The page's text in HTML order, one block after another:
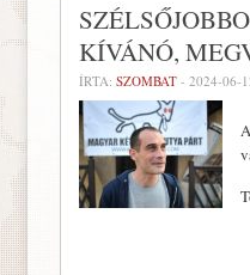
KÍVÁNÓ,
ÍRTA: SZOMBAT - 2024-06-